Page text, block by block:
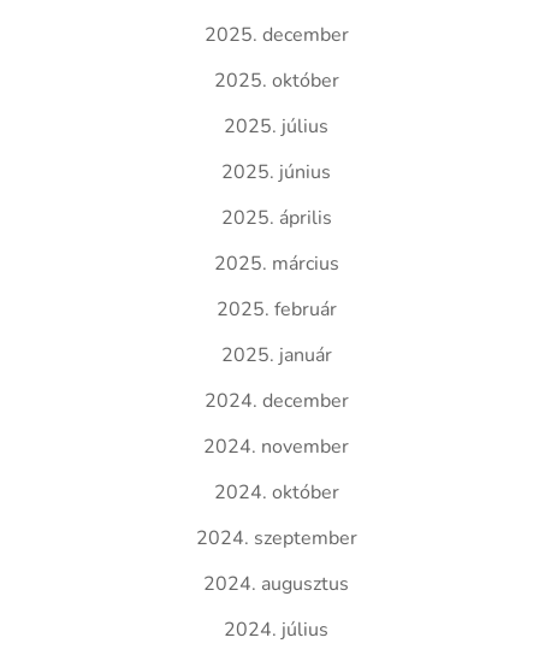
2025. december
2025. október
2025. július
2025. június
2025. április
2025. március
2025. február
2025. január
2024. december
2024. november
2024. október
2024. szeptember
2024. augusztus
2024. július